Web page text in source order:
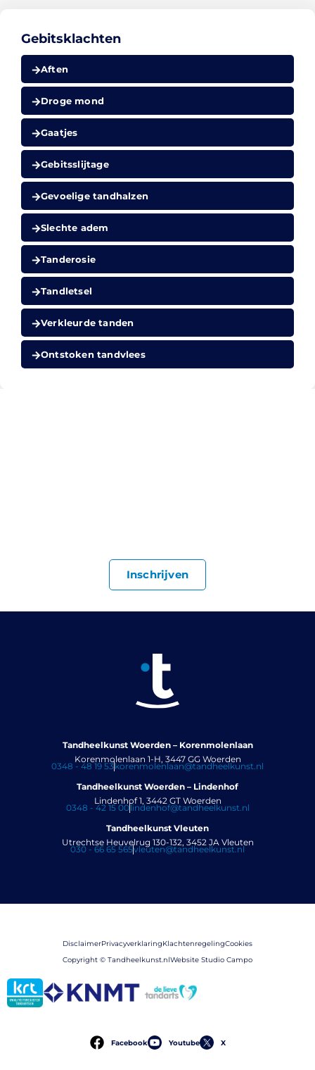
Gebitsklachten
Aften
Droge mond
Gaatjes
Gebitsslijtage
Gevoelige tandhalzen
Slechte adem
Tanderosie
Tandletsel
Verkleurde tanden
Ontstoken tandvlees
Inschrijven
Tandheelkunst Woerden – Korenmolenlaan
Korenmolenlaan 1-H, 3447 GG Woerden
0348 - 48 19 53 korenmolenlaan@tandheelkunst.nl
Tandheelkunst Woerden – Lindenhof
Lindenhof 1, 3442 GT Woerden
0348 - 42 15 00lindenhof@tandheelkunst.nl
Tandheelkunst Vleuten
Utrechtse Heuvelrug 130-132, 3452 JA Vleuten
030 - 66 65 565vleuten@tandheelkunst.nl
DisclaimerPrivacyverklaringKlachtenregelingCookies
Copyright © Tandheelkunst.nlWebsite Studio Campo
Facebook Youtube X